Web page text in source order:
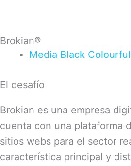
Brokian®
Media Black Colourful
El desafío
Brokian es una empresa
cuenta con una plataforma
sitios webs para el sector
característica principal y